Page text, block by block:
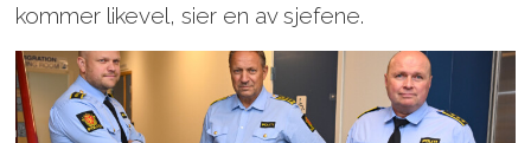
kommer likevel, sier en av sjefene.